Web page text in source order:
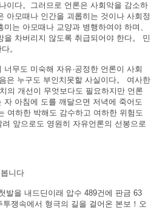
이다。그러므로 언론은 사회악을 감소하
아모때나 인간을 괴롭히는 것이나 사회정
는 아모때나 교양과 병행하여야 하며、
을 차버리지 않도록 취급되어야 한다。 민
。
무도 미숙해 자유·공정한 언론이 사회
은 누구도 부인치못할 사실이다。 여사한
의 개선이 무엇보다도 필요하지만 언론
아침에 도를 깨달으면 저녁에 죽어도
여하한 박해도 감수하고 여하한 위험도
앞으로도 영원히 자유언론의 선봉으로
니다
발을 내드딘이래 압수 489건에 판금 63
쟁속에서 형극의 길을 걸어온 본보！오